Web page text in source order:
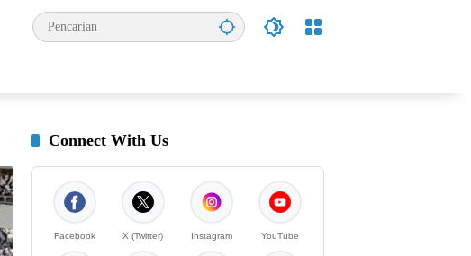
Connect With Us
Facebook X (Twitter) Instagram YouTube